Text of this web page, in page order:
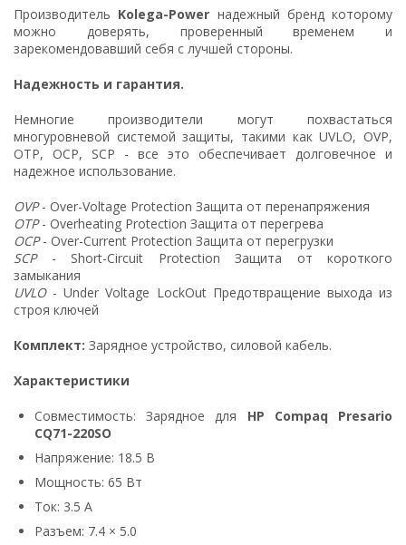
Производитель Kolega-Power надежный бренд которому
можно доверять, проверенный временем и
зарекомендовавший себя с лучшей стороны.
Надежность и гарантия.
Немногие производители могут похвастаться
многуровневой системой защиты, такими как UVLO, OVP,
OTP, OCP, SCP - все это обеспечивает долговечное и
надежное использование.
OVP- Over-Voltage Protection Защита от перенапряжения
OTP- Overheating Protection Защита от перегрева
OCP- Over-Current Protection Защита от перегрузки
SCP- Short-Circuit Protection Защита от короткого
замыкания
UVLO- Under Voltage LockOut Предотвращение выхода из
строя ключей
Комплект: Зарядное устройство, силовой кабель.
Характеристики
Совместимость: Зарядное для HP Compaq Presario
CQ71-220SO
Напряжение: 18.5 В
Мощность: 65 Вт
Ток: 3.5 А
Разъем: 7.4 × 5.0